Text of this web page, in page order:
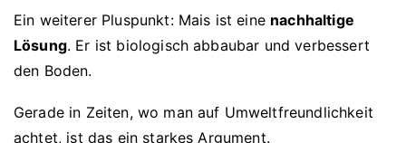
Ein weiterer Pluspunkt: Mais ist eine nachhaltige
Lösung. Er ist biologisch abbaubar und verbessert
den Boden.
Gerade in Zeiten, wo man auf Umweltfreundlichkeit
achtet, ist das ein starkes Argument.